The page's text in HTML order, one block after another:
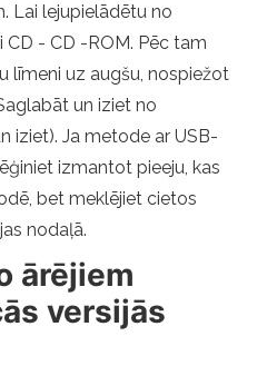
Lai lejupielādētu no
- CD -ROM. Pēc tam
līmeni uz augšu, nospiežot
un iziet no
iziet). Ja metode ar USB-
izmantot pieeju, kas
bet meklējiet cietos
nodaļā.
ārējiem
versijās